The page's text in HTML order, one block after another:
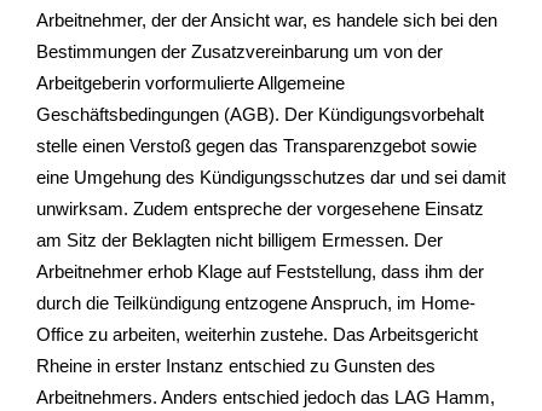
Arbeitnehmer, der der Ansicht war, es handele sich bei den
Bestimmungen der Zusatzvereinbarung um von der
Arbeitgeberin vorformulierte Allgemeine
Geschäftsbedingungen (AGB). Der Kündigungsvorbehalt
stelle einen Verstoß gegen das Transparenzgebot sowie
eine Umgehung des Kündigungsschutzes dar und sei damit
unwirksam. Zudem entspreche der vorgesehene Einsatz
am Sitz der Beklagten nicht billigem Ermessen. Der
Arbeitnehmer erhob Klage auf Feststellung, dass ihm der
durch die Teilkündigung entzogene Anspruch, im Home-
Office zu arbeiten, weiterhin zustehe. Das Arbeitsgericht
Rheine in erster Instanz entschied zu Gunsten des
Arbeitnehmers. Anders entschied jedoch das LAG Hamm,